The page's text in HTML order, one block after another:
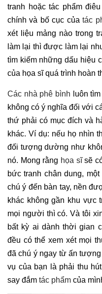
tranh hoặc tác phẩm
chính và bố cục của tác
xét liệu mảng nào trong
làm lại thì được làm lại
tìm kiếm những dấu hiệu
của họa sĩ quá trình hoàn
Các nhà phê bình luôn
không có ý nghĩa đối với
thứ phải có mục đích và
khác. Ví dụ: nếu họ nhìn
đối tượng dường như
nó. Mong rằng họa sĩsẽ
bức tranh chân dung,
chú ý đến bàn tay, nền
khác không gần khu vực
mọi người thì có. Và tôi
bất kỳ ai dành thời gian
đều có thể xem xét mọi
đã chú ý ngay từ ấn
vụ của bạn là phải thu
say đắm tác phẩm của